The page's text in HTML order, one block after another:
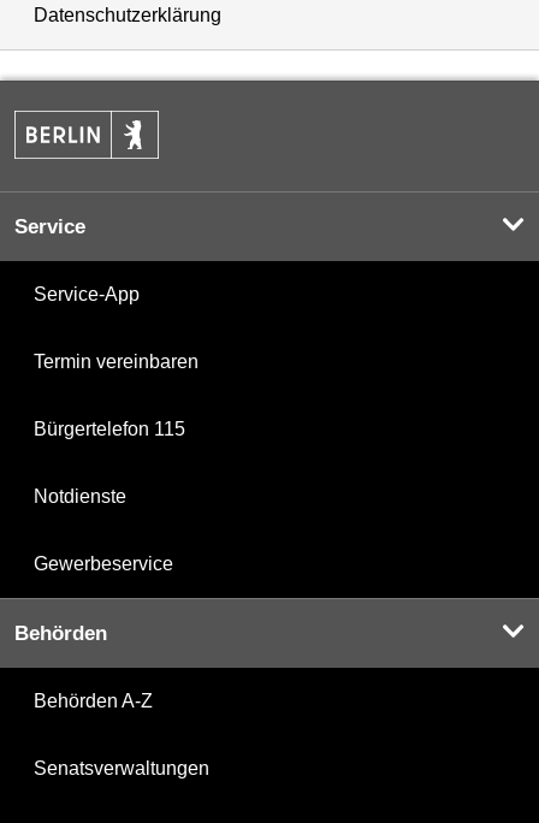
Datenschutzerklärung
Service
Service-App
Termin vereinbaren
Bürgertelefon 115
Notdienste
Gewerbeservice
Behörden
Behörden A-Z
Senatsverwaltungen